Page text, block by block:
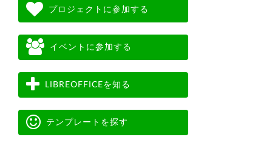
プロジェクトに参加する
イベントに参加する
LIBREOFFICEを知る
テンプレートを探す